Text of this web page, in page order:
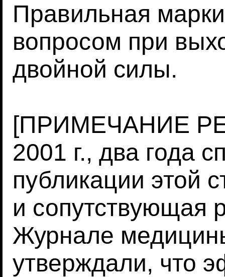
Правильная
вопросом при
двойной силы.
[ПРИМЕЧАНИЕ
2001 г., два года
публикации этой
и сопутствующая
Журнале
утверждали, что